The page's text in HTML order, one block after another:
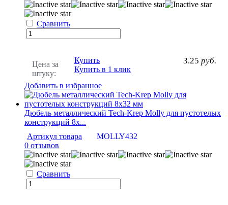
Сравнить
Цена за
штуку:
3.25 руб.
Купить
Купить в 1 клик
Добавить в избранное
Дюбель металлический Tech-Krep Molly для пустотелых
конструкций 8х...
Артикул товара
MOLLY432
0 отзывов
Сравнить